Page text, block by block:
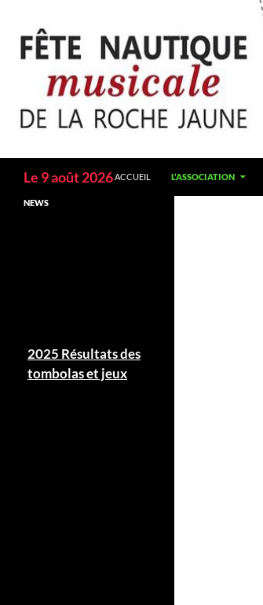
contenu
Le 9 août 2026ACCUEIL L’ASSOCIATION
NEWS
2025 Résultats des
tombolas et jeux